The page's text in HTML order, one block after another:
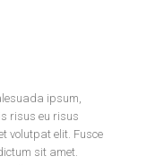
ipsum,
risus eu risus
volutpat elit. Fusce
sit amet.